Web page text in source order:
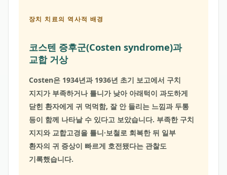
장치 치료의 역사적 배경
코스텐 증후군(Costen syndrome)과
교합 거상
Costen은 1934년과 1936년 초기 보고에서 구치
지지가 부족하거나 틀니가 낮아 아래턱이 과도하게
닫힌 환자에게 귀 먹먹함, 잘 안 들리는 느낌과 두통
등이 함께 나타날 수 있다고 보았습니다. 부족한 구치
지지와 교합고경을 틀니·보철로 회복한 뒤 일부
환자의 귀 증상이 빠르게 호전됐다는 관찰도
기록했습니다.